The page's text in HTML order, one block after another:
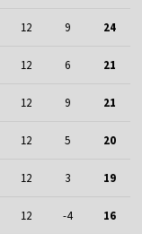
12 9 24
12 6 21
12 9 21
12 5 20
12 3 19
12 -4 16